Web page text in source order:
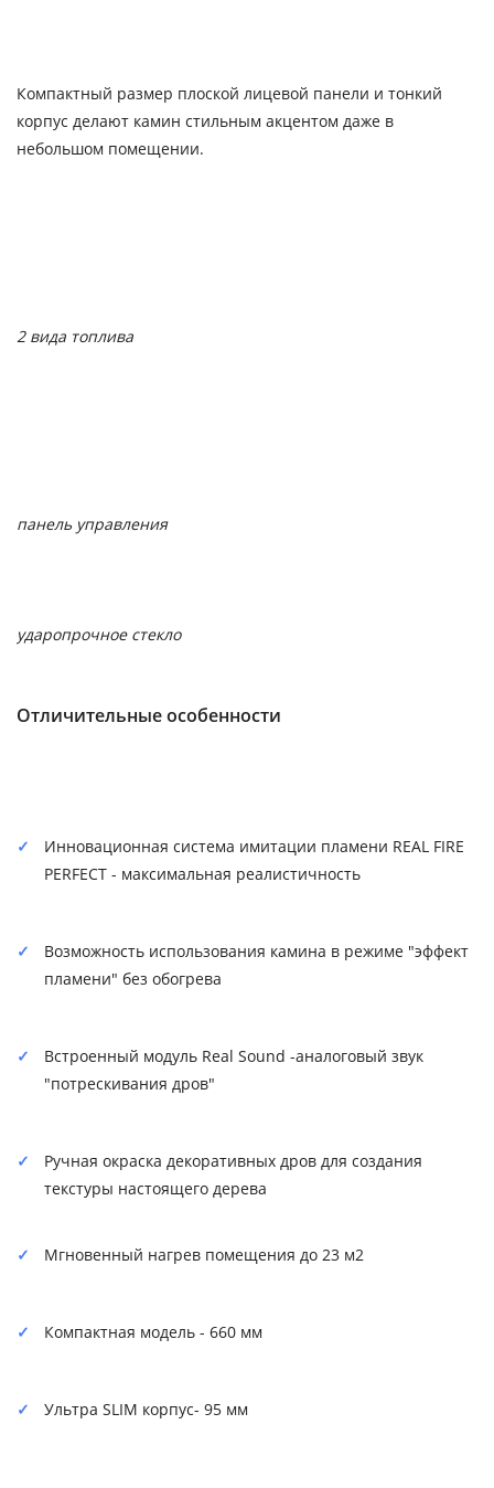
Компактный размер плоской лицевой панели и тонкий
корпус делают камин стильным акцентом даже в
небольшом помещении.
2 вида топлива
панель управления
ударопрочное стекло
Отличительные особенности
Инновационная система имитации пламени REAL FIRE
PERFECT - максимальная реалистичность
Возможность использования камина в режиме "эффект
пламени" без обогрева
Встроенный модуль Real Sound -аналоговый звук
"потрескивания дров"
Ручная окраска декоративных дров для создания
текстуры настоящего дерева
Мгновенный нагрев помещения до 23 м2
Компактная модель - 660 мм
Ультра SLIM корпус- 95 мм